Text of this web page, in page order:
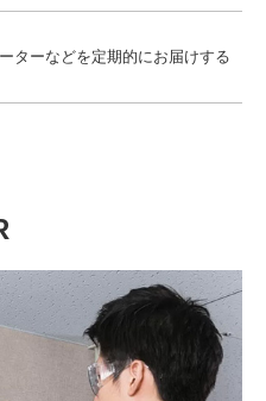
ターなどを定期的にお届けする